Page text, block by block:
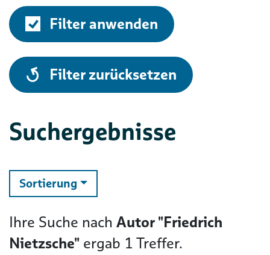
Filter anwenden
alle
Filter zurücksetzen
Suchergebnisse
Sortierung ändern
Ihre Suche nach Autor "Friedrich
Nietzsche" ergab 1 Treffer.